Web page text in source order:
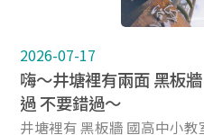
2026-07-17
嗨～井塘裡有兩面 黑板
過 不要錯過～
井塘裡有 黑板牆 國高中小教室裡有黑板是很平常的設